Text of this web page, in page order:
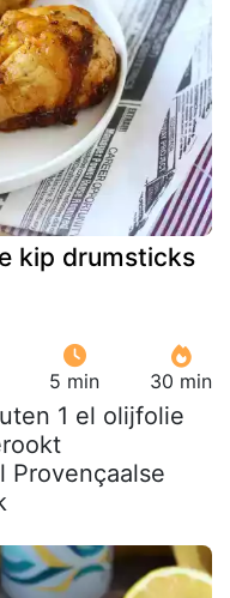
kip drumsticks
5 min 30 min
1 el olijfolie
Provençaalse